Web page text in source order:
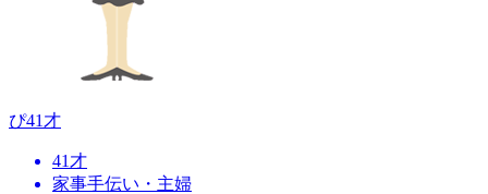
ぴ41才
41才
家事手伝い・主婦